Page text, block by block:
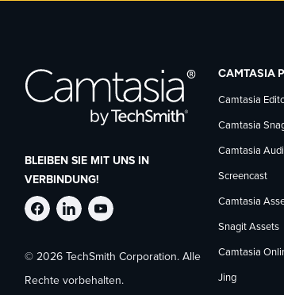
BLEIBEN SIE MIT UNS IN
VERBINDUNG!
TechSmith
auf
TechSmith
auf
TechSmith
auf
© 2026 TechSmith Corporation. Alle
Rechte vorbehalten.
CAMTASIA
Camtasia
Camtasia
Camtasia
Screencast
Camtasia
Snagit Assets
Camtasia
Jing